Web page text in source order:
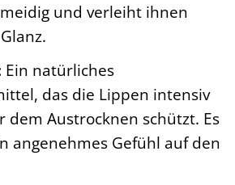
und verleiht ihnen
Ein natürliches
das die Lippen intensiv
dem Austrocknen schützt. Es
angenehmes Gefühl auf den